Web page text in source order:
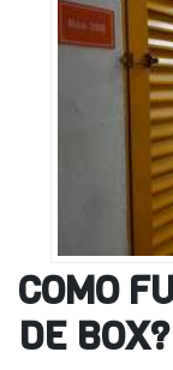
COMO
DE BOX?